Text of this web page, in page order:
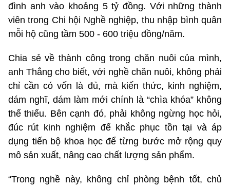
đình anh vào khoảng 5 tỷ đồng. Với những thành
viên trong Chi hội Nghề nghiệp, thu nhập bình quân
mỗi hộ cũng tầm 500 - 600 triệu đồng/năm.
Chia sẻ về thành công trong chăn nuôi của mình,
anh Thắng cho biết, với nghề chăn nuôi, không phải
chỉ cần có vốn là đủ, mà kiến thức, kinh nghiệm,
dám nghĩ, dám làm mới chính là “chìa khóa” không
thể thiếu. Bên cạnh đó, phải không ngừng học hỏi,
đúc rút kinh nghiệm để khắc phục tồn tại và áp
dụng tiến bộ khoa học để từng bước mở rộng quy
mô sản xuất, nâng cao chất lượng sản phẩm.
“Trong nghề này, không chỉ phòng bệnh tốt, chủ